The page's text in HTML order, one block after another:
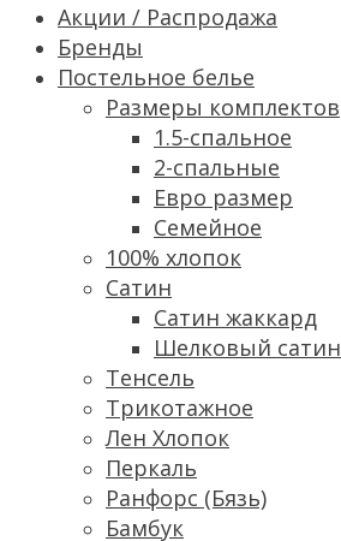
Акции / Распродажа
Бренды
Постельное белье
Размеры комплектов
1.5-спальное
2-спальные
Евро размер
Семейное
100% хлопок
Сатин
Cатин жаккард
Шелковый сатин
Тенсель
Трикотажное
Лен Хлопок
Перкаль
Ранфорс (Бязь)
Бамбук